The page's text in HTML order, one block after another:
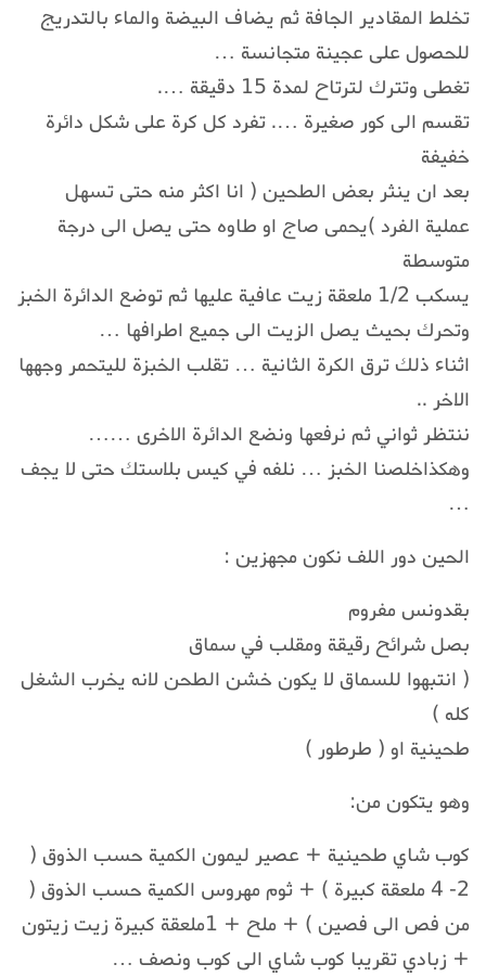
تخلط المقادير الجافة ثم يضاف البيضة والماء بالتدريج
للحصول على عجينة متجانسة …
تغطى وتترك لترتاح لمدة 15 دقيقة ….
تقسم الى كور صغيرة …. تفرد كل كرة على شكل دائرة
خفيفة
بعد ان ينثر بعض الطحين ( انا اكثر منه حتى تسهل
عملية الفرد )يحمى صاج او طاوه حتى يصل الى درجة
متوسطة
يسكب 1/2 ملعقة زيت عافية عليها ثم توضع الدائرة الخبز
وتحرك بحيث يصل الزيت الى جميع اطرافها …
اثناء ذلك ترق الكرة الثانية … تقلب الخبزة لليتحمر وجهها
الاخر ..
ننتظر ثواني ثم نرفعها ونضع الدائرة الاخرى ……
وهكذاخلصنا الخبز … نلفه في كيس بلاستك حتى لا يجف
…
الحين دور اللف نكون مجهزين :
بقدونس مفروم
بصل شرائح رقيقة ومقلب في سماق
( انتبهوا للسماق لا يكون خشن الطحن لانه يخرب الشغل
كله )
طحينية او ( طرطور )
وهو يتكون من:
كوب شاي طحينية + عصير ليمون الكمية حسب الذوق (
2- 4 ملعقة كبيرة ) + ثوم مهروس الكمية حسب الذوق (
من فص الى فصين ) + ملح + 1ملعقة كبيرة زيت زيتون
+ زبادي تقريبا كوب شاي الى كوب ونصف …